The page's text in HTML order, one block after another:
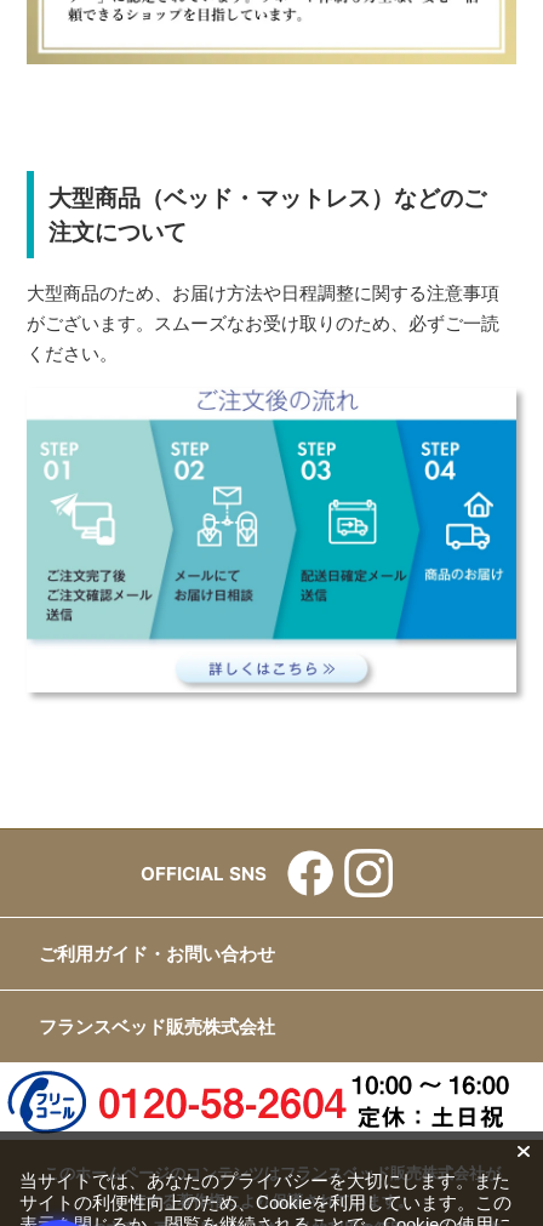
大型商品（ベッド・マットレス）などのご
注文について
大型商品のため、お届け方法や日程調整に関する注意事項
がございます。スムーズなお受け取りのため、必ずご一読
ください。
OFFICIAL SNS
ご利用ガイド・お問い合わせ
フランスベッド販売株式会社
このホームページのコンテンツはフランスベッド販売株式会社が
有する著作権により保護されています。
当サイトでは、あなたのプライバシーを大切にします。また
サイトの利便性向上のため、Cookieを利用しています。この